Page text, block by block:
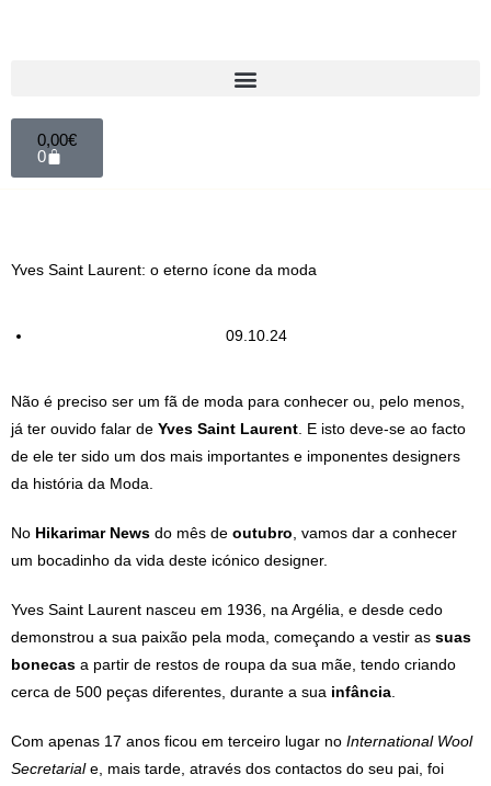
0,00€
0
Yves Saint Laurent: o eterno ícone da moda
09.10.24
Não é preciso ser um fã de moda para conhecer ou, pelo menos,
já ter ouvido falar de Yves Saint Laurent . E isto deve-se ao facto
de ele ter sido um dos mais importantes e imponentes designers
da história da Moda.
No Hikarimar News do mês de outubro , vamos dar a conhecer
um bocadinho da vida deste icónico designer.
Yves Saint Laurent nasceu em 1936, na Argélia, e desde cedo
demonstrou a sua paixão pela moda, começando a vestir as suas
bonecas a partir de restos de roupa da sua mãe, tendo criando
cerca de 500 peças diferentes, durante a sua infância
Com apenas 17 anos ficou em terceiro lugar no International Wool
Secretariale, mais tarde, através dos contactos do seu pai, foi